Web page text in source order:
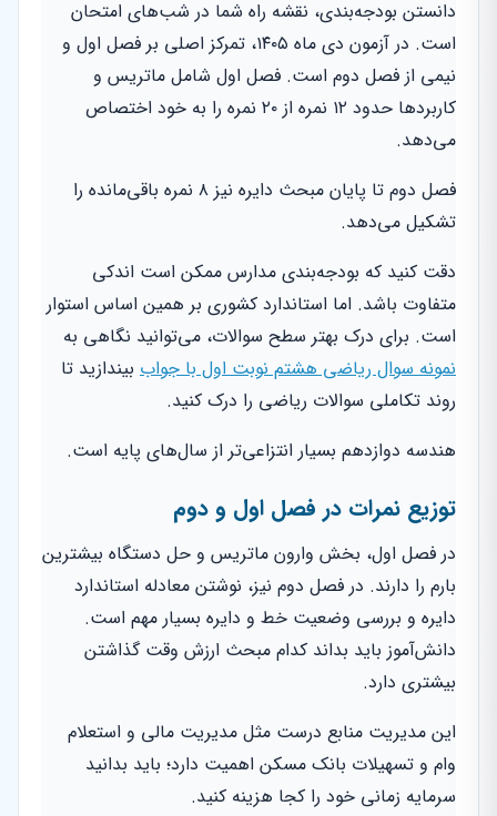
دانستن بودجه‌بندی، نقشه راه شما در شب‌های امتحان
است. در آزمون دی ماه ۱۴۰۵، تمرکز اصلی بر فصل اول و
نیمی از فصل دوم است. فصل اول شامل ماتریس و
کاربردها حدود ۱۲ نمره از ۲۰ نمره را به خود اختصاص
می‌دهد.
فصل دوم تا پایان مبحث دایره نیز ۸ نمره باقی‌مانده را
تشکیل می‌دهد.
دقت کنید که بودجه‌بندی مدارس ممکن است اندکی
متفاوت باشد. اما استاندارد کشوری بر همین اساس استوار
است. برای درک بهتر سطح سوالات، می‌توانید نگاهی به
نمونه سوال ریاضی هشتم نوبت اول با جواب بیندازید تا
روند تکاملی سوالات ریاضی را درک کنید.
هندسه دوازدهم بسیار انتزاعی‌تر از سال‌های پایه است.
توزیع نمرات در فصل اول و دوم
در فصل اول، بخش وارون ماتریس و حل دستگاه بیشترین
بارم را دارند. در فصل دوم نیز، نوشتن معادله استاندارد
دایره و بررسی وضعیت خط و دایره بسیار مهم است.
دانش‌آموز باید بداند کدام مبحث ارزش وقت گذاشتن
بیشتری دارد.
این مدیریت منابع درست مثل مدیریت مالی و استعلام
وام و تسهیلات بانک مسکن اهمیت دارد؛ باید بدانید
سرمایه زمانی خود را کجا هزینه کنید.